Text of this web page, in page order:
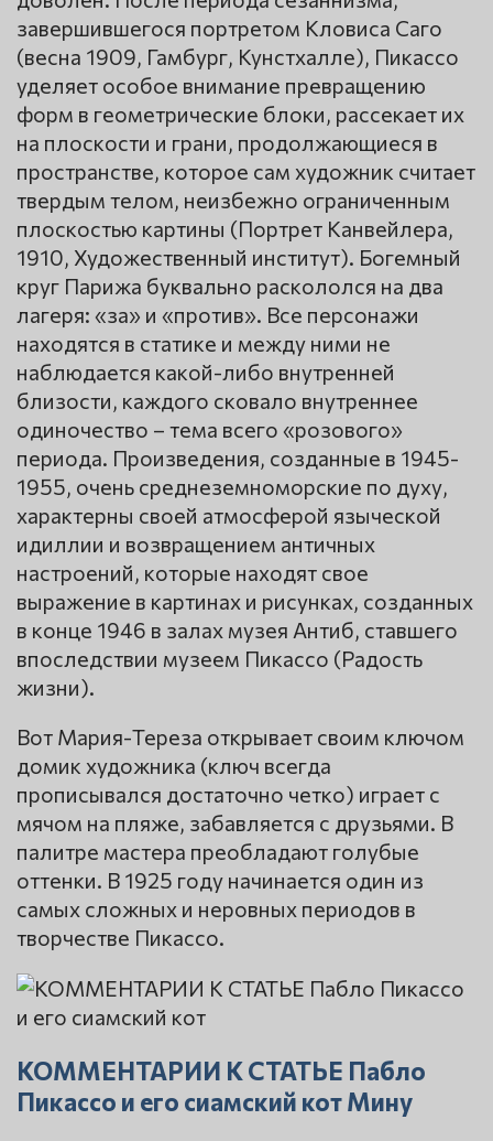
завершившегося портретом Кловиса Саго
(весна 1909, Гамбург, Кунстхалле), Пикассо
уделяет особое внимание превращению
форм в геометрические блоки, рассекает их
на плоскости и грани, продолжающиеся в
пространстве, которое сам художник считает
твердым телом, неизбежно ограниченным
плоскостью картины (Портрет Канвейлера,
1910, Художественный институт). Богемный
круг Парижа буквально раскололся на два
лагеря: «за» и «против». Все персонажи
находятся в статике и между ними не
наблюдается какой-либо внутренней
близости, каждого сковало внутреннее
одиночество – тема всего «розового»
периода. Произведения, созданные в 1945-
1955, очень среднеземноморские по духу,
характерны своей атмосферой языческой
идиллии и возвращением античных
настроений, которые находят свое
выражение в картинах и рисунках, созданных
в конце 1946 в залах музея Антиб, ставшего
впоследствии музеем Пикассо (Радость
жизни).
Вот Мария-Тереза открывает своим ключом
домик художника (ключ всегда
прописывался достаточно четко) играет с
мячом на пляже, забавляется с друзьями. В
палитре мастера преобладают голубые
оттенки. В 1925 году начинается один из
самых сложных и неровных периодов в
творчестве Пикассо.
КОММЕНТАРИИ К СТАТЬЕ Пабло
Пикассо и его сиамский кот Мину